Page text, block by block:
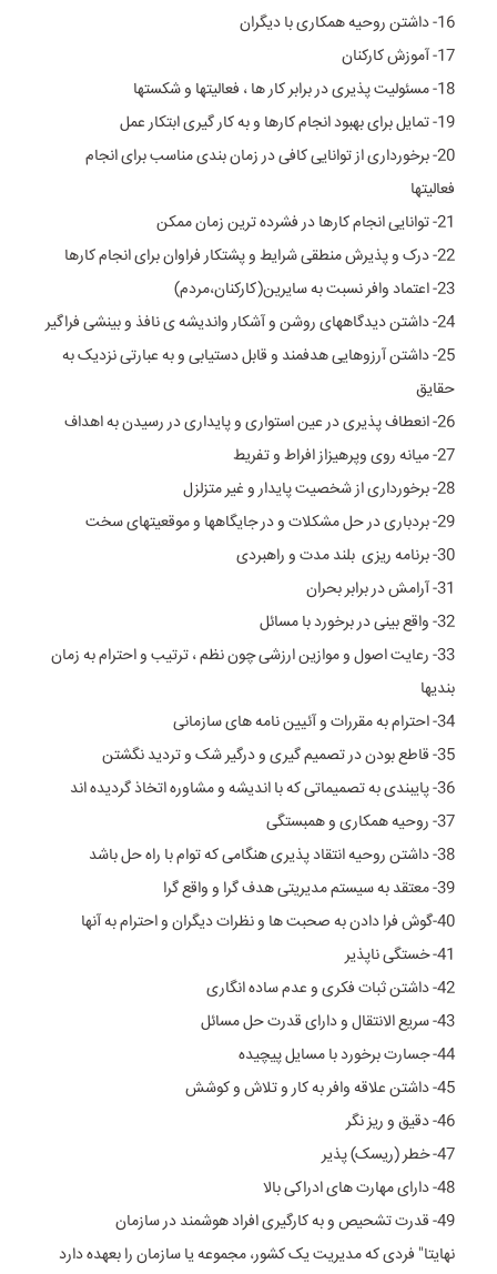
16- داشتن روحیه همکاری با دیگران
17- آموزش کارکنان
18- مسئولیت پذیری در برابر کار ها ، فعالیتها و شکستها
19- تمایل برای بهبود انجام کارها و به کار گیری ابتکار عمل
20- برخورداری از توانایی کافی در زمان بندی مناسب برای انجام
فعالیتها
21- توانایی انجام کارها در فشرده ترین زمان ممکن
22- درک و پذیرش منطقی شرایط و پشتکار فراوان برای انجام کارها
23- اعتماد وافر نسبت به سایرین(کارکنان،مردم)
24- داشتن دیدگاههای روشن و آشکار واندیشه ی نافذ و بینشی فراگیر
25- داشتن آرزوهایی هدفمند و قابل دستیابی و به عبارتی نزدیک به
حقایق
26- انعطاف پذیری در عین استواری و پایداری در رسیدن به اهداف
27- میانه روی وپرهیزاز افراط و تفریط
28- برخورداری از شخصیت پایدار و غیر متزلزل
29- بردباری در حل مشکلات و در جایگاهها و موقعیتهای سخت
30- برنامه ریزی بلند مدت و راهبردی
31- آرامش در برابر بحران
32- واقع بینی در برخورد با مسائل
33- رعایت اصول و موازین ارزشی چون نظم ، ترتیب و احترام به زمان
بندیها
34- احترام به مقررات و آئیین نامه های سازمانی
35- قاطع بودن در تصمیم گیری و درگیر شک و تردید نگشتن
36- پایبندی به تصمیماتی که با اندیشه و مشاوره اتخاذ گردیده اند
37- روحیه همکاری و همبستگی
38- داشتن روحیه انتقاد پذیری هنگامی که توام با راه حل باشد
39- معتقد به سیستم مدیریتی هدف گرا و واقع گرا
40-گوش فرا دادن به صحبت ها و نظرات دیگران و احترام به آنها
41- خستگی ناپذیر
42- داشتن ثبات فکری و عدم ساده انگاری
43- سریع الانتقال و دارای قدرت حل مسائل
44- جسارت برخورد با مسایل پیچیده
45- داشتن علاقه وافر به کار و تلاش و کوشش
46- دقیق و ریز نگر
47- خطر (ریسک) پذیر
48- دارای مهارت های ادراکی بالا
49- قدرت تشحیص و به کارگیری افراد هوشمند در سازمان
نهایتا" فردی که مدیریت یک کشور، مجموعه یا سازمان را بعهده دارد